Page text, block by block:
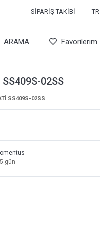
SIPARIŞ TAKIBI TR
ARAMA Favorilerim
02SS
SS409S-02SS
gün